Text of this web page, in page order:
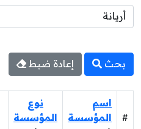
بحث إعادة ضبط
#
اسم
المؤسسة
نوع
المؤسسة